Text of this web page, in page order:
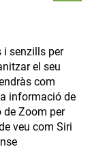
i senzills per
el seu
com
informació de
Zoom per
veu com Siri